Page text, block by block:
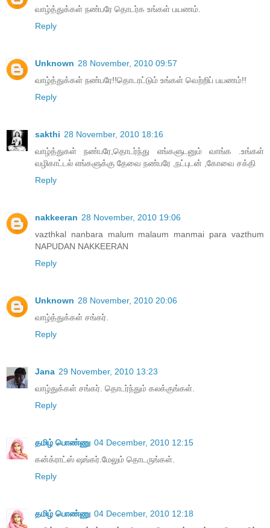
வாழ்த்துக்கள் நண்பரே தொடர்க உங்கள் பயணம்.
Reply
Unknown 28 November, 2010 09:57
வாழ்த்துக்கள் நண்பரே!!தொடரட்டும் உங்கள் வெற்றிப் பயணம்!!
Reply
sakthi 28 November, 2010 18:16
வாழ்த்துகள் நண்பரே,தொடர்ந்து எங்களுடனும் வாங்க .உங்கள்
வழிகாட்டல் எங்களுக்கு தேவை நண்பரே ,நட்புடன் ,கோவை சக்தி
Reply
nakkeeran 28 November, 2010 19:06
vazthkal nanbara malum malaum manmai para vazthum
NAPUDAN NAKKEERAN
Reply
Unknown 28 November, 2010 20:06
வாழ்த்துக்கள் சங்கர்.
Reply
Jana 29 November, 2010 13:23
வாழ்துக்கள் சங்கர். தொடர்ந்தும் கலக்குங்கள்.
Reply
தமிழ் பொண்ணு 04 December, 2010 12:15
கன்க்ராட்ஸ் ஷங்கர்.மேலும் தொடருங்கள்.
Reply
தமிழ் பொண்ணு 04 December, 2010 12:18